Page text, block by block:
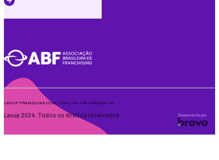
LAVUP FRANQUIAS LTDA | CNPJ 49.686.402/0001-80
Lavup 2024. Todos os direitos reservados. Desenvolvido por